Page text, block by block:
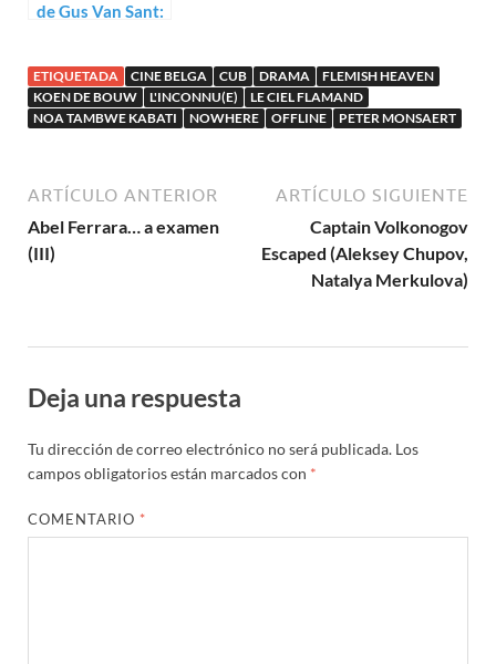
de Gus Van Sant:
Devos
ETIQUETADA CINE BELGA CUB DRAMA
FLEMISH HEAVEN
KOEN DE BOUW
L'INCONNU(E)
LE CIEL FLAMAND
NOA TAMBWE KABATI
NOWHERE OFFLINE PETER MONSAERT
ARTÍCULO ANTERIOR
Abel Ferrara… a examen
(III)
ARTÍCULO SIGUIENTE
Captain Volkonogov
Escaped (Aleksey Chupov,
Natalya Merkulova)
Deja una respuesta
Tu dirección de correo electrónico no será publicada. Los
campos obligatorios están marcados con *
COMENTARIO *